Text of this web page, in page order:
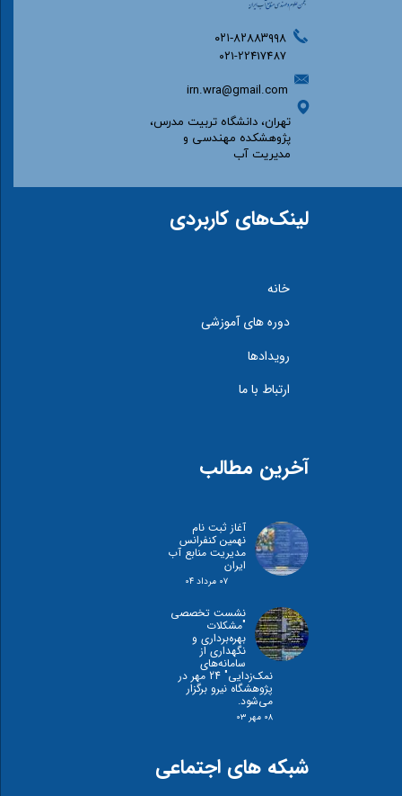
۰۲۱-۸۲۸۸۳۹۹۸
۰۲۱-22417487
irn.wra@gmail.com
تهران، دانشگاه تربیت مدرس،
پژوهشکده مهندسی و
مدیریت آب​​​​​​​
لینک‌های کاربردی
خانه
دوره های آموزشی
رویدادها
ارتباط با ما
آخرین مطالب
آغاز ثبت نام
نهمین کنفرانس
مدیریت منابع آب
ایران
۰۷ مرداد ۰۴
نشست تخصصی
"مشكلات
بهره‌برداری و
نگهداری از
سامانه‌های
نمک‌زدايی" 24 مهر در
پژوهشگاه نیرو برگزار
می‌شود.
۰۸ مهر ۰۳
شبکه های اجتماعی